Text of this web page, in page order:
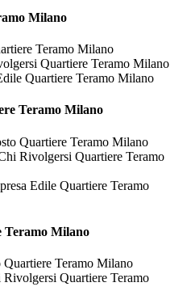
Milano
Teramo Milano
Quartiere Teramo Milano
Quartiere Teramo Milano
Teramo Milano
Quartiere Teramo Milano
Rivolgersi Quartiere Teramo
Edile Quartiere Teramo
Teramo Milano
Teramo Milano
Quartiere Teramo